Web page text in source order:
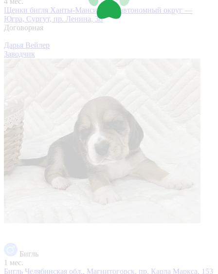
Щенки бигля Ханты-Мансийский автономный округ —
Югра, Сургут, пр. Ленина, 38
Договорная
Дарья Вейлер
Заводчик
Бигль
1 мес.
Бигль Челябинская обл., Магнитогорск, пр. Карла Маркса, 153